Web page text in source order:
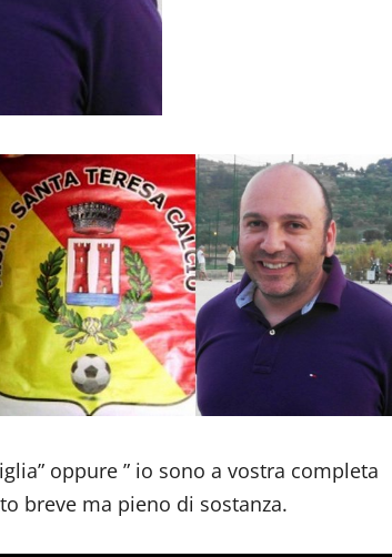
oppure ” io sono a vostra completa
breve ma pieno di sostanza.